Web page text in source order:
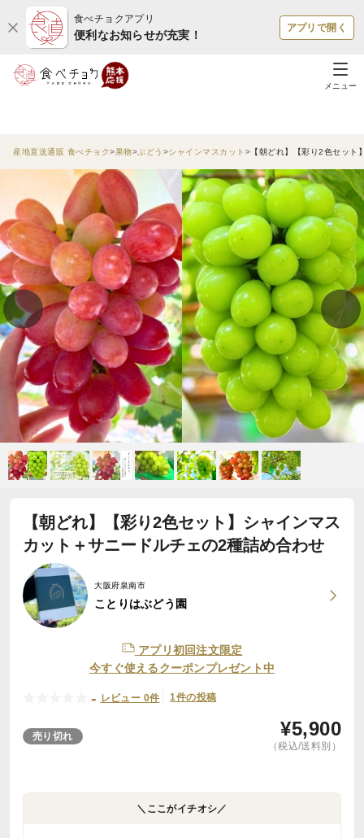
食べチョクアプリ
便利なお知らせが充実！
アプリで開く
メニュー
産地直送通販 食べチョク 果物 ぶどう シャインマスカット 【朝どれ】【彩り2色セッ
【朝どれ】【彩り2色セット】シャインマス
カット＋サニードルチェの2種詰め合わせ
大阪府泉南市
ことりはぶどう園
アプリ初回注文限定
今すぐ使えるクーポンプレゼント中
- レビュー 0件 1件の投稿
売り切れ ¥5,900
（税込/送料別）
＼ここがイチオシ／